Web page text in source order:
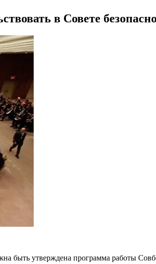
в Совете
быть утверждена программа работы